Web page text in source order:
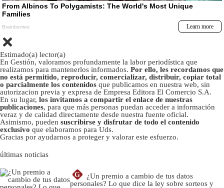
Estimado(a) lector(a)
En Gestión, valoramos profundamente la labor periodística que
realizamos para mantenerlos informados. Por ello, les recordamos que
no está permitido, reproducir, comercializar, distribuir, copiar total
o parcialmente los contenidos que publicamos en nuestra web, sin
autorizacion previa y expresa de Empresa Editora El Comercio S.A.
En su lugar, los invitamos a compartir el enlace de nuestras
publicaciones, para que más personas puedan acceder a información
veraz y de calidad directamente desde nuestra fuente oficial.
Asimismo, pueden suscribirse y disfrutar de todo el contenido
exclusivo que elaboramos para Uds.
Gracias por ayudarnos a proteger y valorar este esfuerzo.
últimas noticias
G
¿Un premio a cambio de tus datos
personales? Lo que dice la ley sobre sorteos y